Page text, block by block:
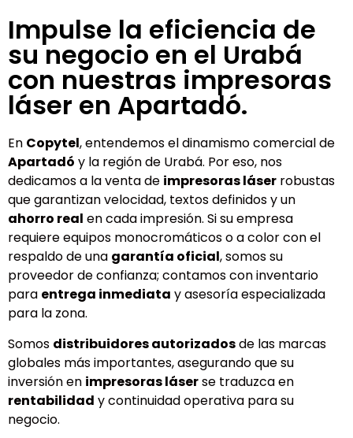
Impulse la eficiencia de
su negocio en el Urabá
con nuestras impresoras
láser en Apartadó.
En Copytel, entendemos el dinamismo comercial de
Apartadó y la región de Urabá. Por eso, nos
dedicamos a la venta de impresoras láser robustas
que garantizan velocidad, textos definidos y un
ahorro real en cada impresión. Si su empresa
requiere equipos monocromáticos o a color con el
respaldo de una garantía oficial, somos su
proveedor de confianza; contamos con inventario
para entrega inmediata y asesoría especializada
para la zona.
Somos distribuidores autorizadosde las marcas
globales más importantes, asegurando que su
inversión en impresoras láserse traduzca en
rentabilidad y continuidad operativa para su
negocio.